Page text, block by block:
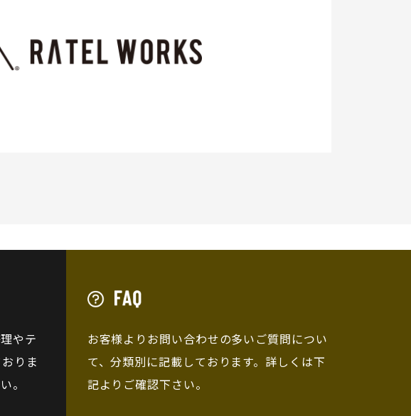
やテ
りま
。
お客様よりお問い合わせの多いご質問につい
て、分類別に記載しております。詳しくは下
記よりご確認下さい。